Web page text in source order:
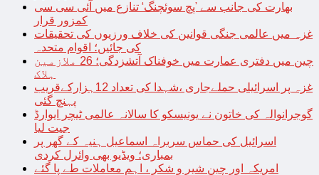
بھارت کی جانب سے ’پچ سوئچنگ‘ تنازع میں آئی سی سی
کمزور قرار
غزہ میں عالمی جنگی قوانین کی خلاف ورزیوں کی تحقیقات
کی جائیں؛ اقوام متحدہ
چین میں دفتری عمارت میں خوفناک آتشزدگی؛ 26 ملازمین
ہلاک
غزہ پر اسرائیلی حملےجاری ،شہدا کی تعداد 12ہزارکےقریب
پہنچ گئی
گوجرانوالہ کی خاتون نے یونیسکو کا سالانہ عالمی ٹیچر ایوارڈ
جیت لیا
اسرائیل کی حماس سربراہ اسماعیل ہنیہ کے گھر پر
بمباری؛ ویڈیو بھی وائرل کردی
امریکہ اور چین شیر و شکر ، اہم معاملات طے پا گئے